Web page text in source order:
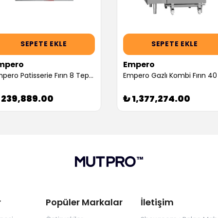
SEPETE EKLE
Empero Patisserie Fırın 8 Tepsili Gazlı Ce Belgeli (Servis Garantili)
SEPETE EKLE
Empero
₺ 1,377,274.00
Popüler Markalar İletişim